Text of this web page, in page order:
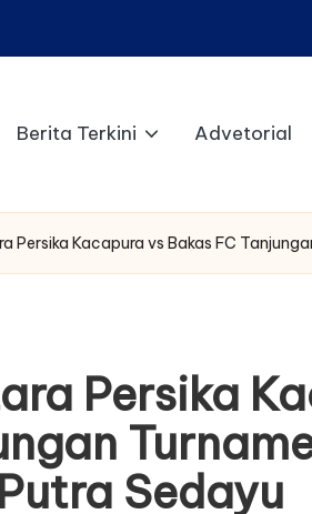
Berita Terkini Advetorial
Persika Kacapura vs Bakas FC
Persika
Sedayu